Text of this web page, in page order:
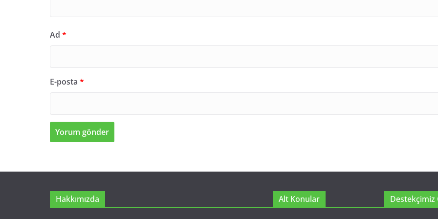
Ad *
E-posta *
Hakkımızda Alt Konular Destekçimiz